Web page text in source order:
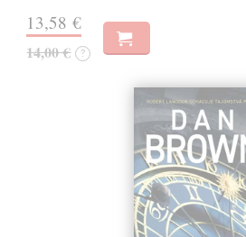
13,58 €
14,00 € ?